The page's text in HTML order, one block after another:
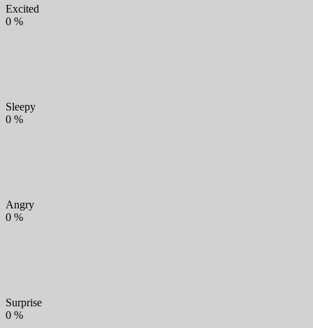
Excited
0 %
Sleepy
0 %
Angry
0 %
Surprise
0 %